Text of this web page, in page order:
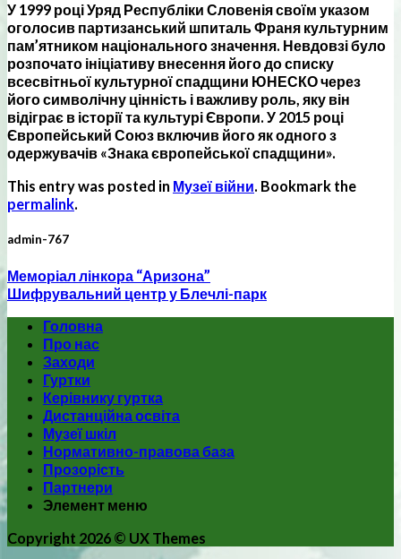
У 1999 році Уряд Республіки Словенія своїм указом
оголосив партизанський шпиталь Франя культурним
пам’ятником національного значення. Невдовзі було
розпочато ініціативу внесення його до списку
всесвітньої культурної спадщини ЮНЕСКО через
його символічну цінність і важливу роль, яку він
відіграє в історії та культурі Європи. У 2015 році
Європейський Союз включив його як одного з
одержувачів «Знака європейської спадщини».
This entry was posted in Музеї війни. Bookmark the
permalink.
admin-767
Меморіал лінкора “Аризона”
Шифрувальний центр у Блечлі-парк
Головна
Про нас
Заходи
Гуртки
Керівнику гуртка
Дистанційна освіта
Музеї шкіл
Нормативно-правова база
Прозорість
Партнери
Элемент меню
Copyright 2026 © UX Themes